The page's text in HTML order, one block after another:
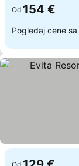
Od 154 €
Pogledaj cene sa
Od